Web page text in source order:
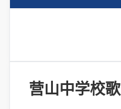
营山中学校歌